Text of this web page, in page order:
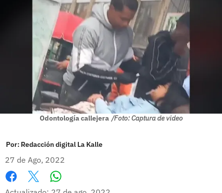
Odontología callejera /Foto: Captura de video
Por: Redacción digital La Kalle
27 de Ago, 2022
Facebook
X